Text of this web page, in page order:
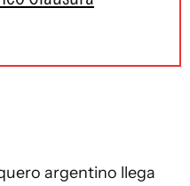
argentino llega